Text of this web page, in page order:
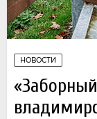
НОВОСТИ